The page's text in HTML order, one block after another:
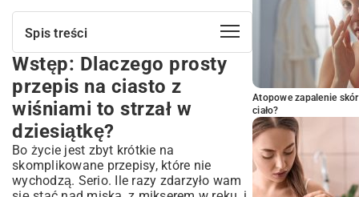
Spis treści
Wstęp: Dlaczego prosty przepis na
ciasto z wiśniami to strzał w dziesiątkę?
Kto pokocha ten przepis?
Klucz do sukcesu: Jakie wiśnie wybrać
do ciasta?
Świeże, mrożone, a może z kompotu?
Przygotowanie wiśni krok po kroku
Składniki na idealne ciasto z wiśniami
Wstęp: Dlaczego prosty
przepis na ciasto z
wiśniami to strzał w
dziesiątkę?
Bo życie jest zbyt krótkie na
skomplikowane przepisy, które nie
wychodzą. Serio. Ile razy zdarzyło wam
Atopowe zapalenie
ciało?